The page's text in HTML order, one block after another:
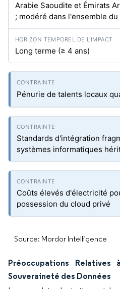
Arabie Saoudite et Émirats
; modéré dans l'ensemble du
Long terme (≥ 4 ans)
Pénurie de talents locaux
Standards d'intégration
systèmes informatiques
Coûts élevés d'électricité
possession du cloud privé
Source: Mordor Intelligence
Préoccupations
Souveraineté des Données